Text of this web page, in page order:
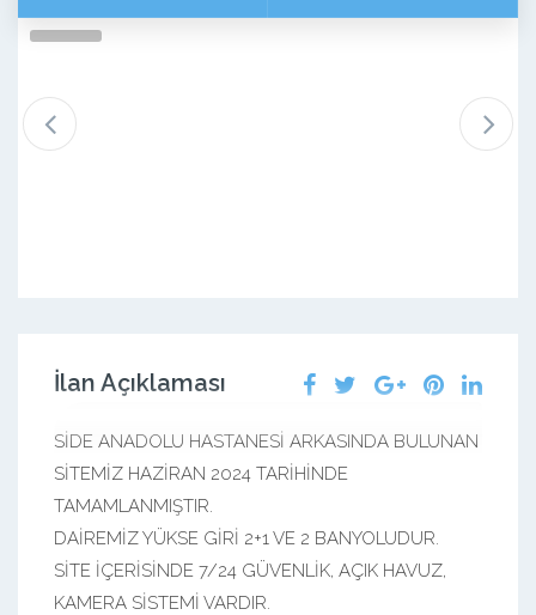
İlan Açıklaması
SİDE ANADOLU HASTANESİ ARKASINDA BULUNAN
SİTEMİZ HAZİRAN 2024 TARİHİNDE
TAMAMLANMIŞTIR.
DAİREMİZ YÜKSE GİRİ 2+1 VE 2 BANYOLUDUR.
SİTE İÇERİSİNDE 7/24 GÜVENLİK, AÇIK HAVUZ,
KAMERA SİSTEMİ VARDIR.